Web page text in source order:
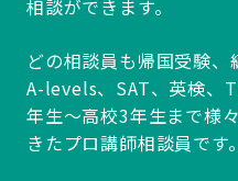
相談ができます。
どの相談員も帰国受験、
A-levels、SAT、英検、
年生～高校3年生まで様
きたプロ講師相談員です。